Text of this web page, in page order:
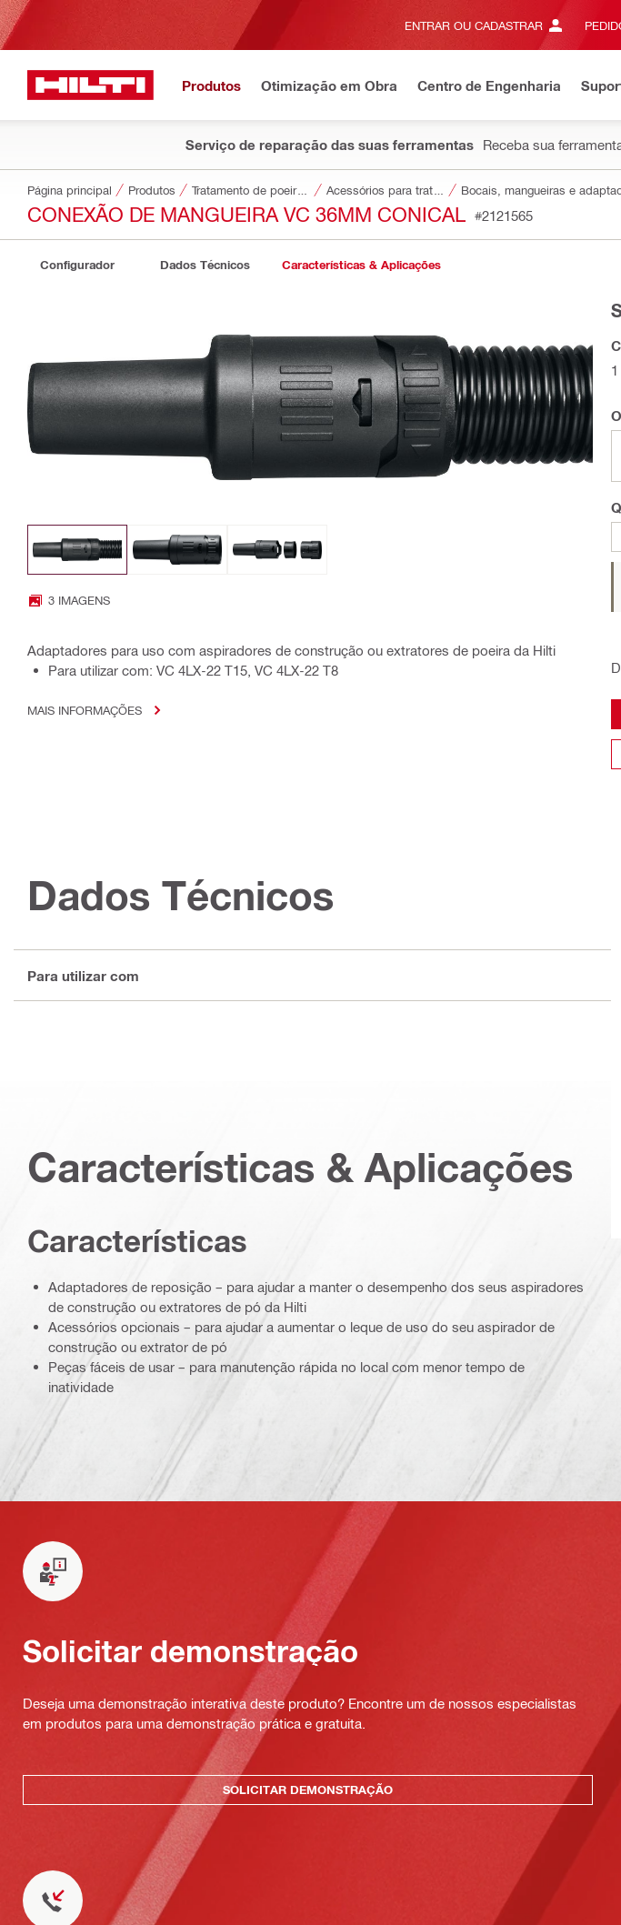
ENTRAR OU CADASTRAR
Produtos Otimização em Obra Centro de Engenharia
Serviço de reparação das suas ferramentas Receba sua
Página principal Produtos Tratamento de poeiras e água Bocais, mangueiras e
CONEXÃO DE MANGUEIRA VC 36MM CONICAL #2121565
Configurador Dados Técnicos Características & Aplicações
3 IMAGENS
Adaptadores para uso com aspiradores de construção ou extratores de poeira da Hilti
Para utilizar com: VC 4LX-22 T15, VC 4LX-22 T8
MAIS INFORMAÇÕES
Dados Técnicos
Para utilizar com
Características & Aplicações
Características
Adaptadores de reposição – para ajudar a manter o desempenho dos seus aspiradores
de construção ou extratores de pó da Hilti
Acessórios opcionais – para ajudar a aumentar o leque de uso do seu aspirador de
construção ou extrator de pó
Peças fáceis de usar – para manutenção rápida no local com menor tempo de
inatividade
Solicitar demonstração
Deseja uma demonstração interativa deste produto? Encontre um de nossos especialistas
em produtos para uma demonstração prática e gratuita.
SOLICITAR DEMONSTRAÇÃO